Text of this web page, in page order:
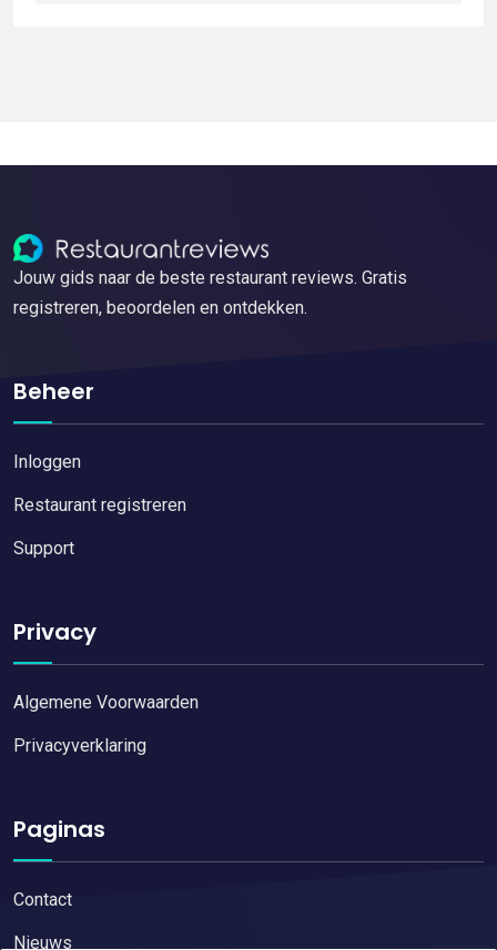
Jouw gids naar de beste restaurant reviews. Gratis
registreren, beoordelen en ontdekken.
Beheer
Inloggen
Restaurant registreren
Support
Privacy
Algemene Voorwaarden
Privacyverklaring
Paginas
Contact
Nieuws